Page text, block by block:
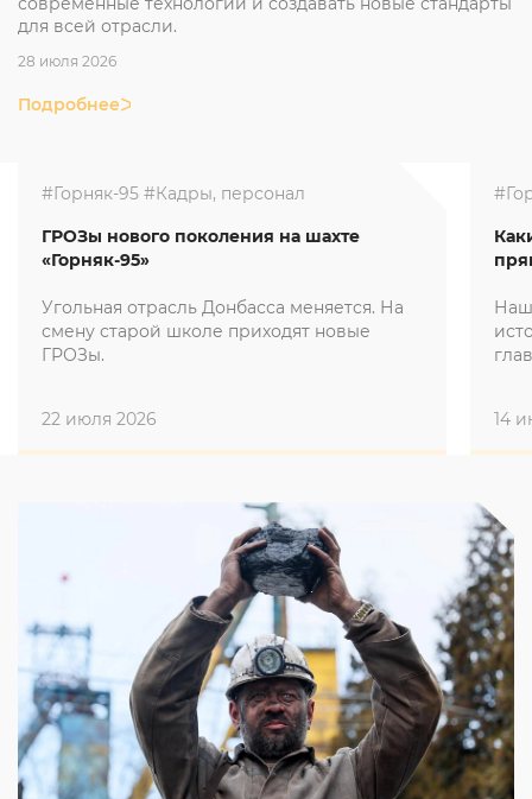
для всей отрасли.
28 июля 2026
Подробнее
#Горняк-95 #Кадры, персонал
ГРОЗы нового поколения на шахте
«Горняк-95»
Угольная отрасль Донбасса меняется. На
смену старой школе приходят новые
ГРОЗы.
22 июля 2026
14